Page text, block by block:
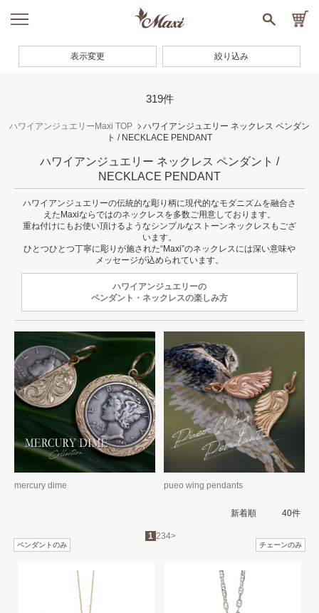
319件
ハワイアンジュエリーMaxi TOP
ハワイアンジュエリー ネックレス ペンダン
ト / NECKLACE PENDANT
ハワイアンジュエリー ネックレス ペンダント /
NECKLACE PENDANT
ハワイアンジュエリーの伝統的な彫り柄に現代的なモダニズムを融合さ
えたMaxiならではのネックレスを多数ご用意しております。
重ね付けにもお使い頂けるようなシンプルなストーンネックレスもござ
います。
ひとつひとつ丁寧に彫りが施された“Maxi”のネックレスには深い意味や
メッセージが込められています。
ハワイアンジュエリーの
ペンダント・ネックレスの楽しみ方
mercury dime pueo wing pendants
1 234>
ペンダントのみ チェーンのみ
表示変更 絞り込み